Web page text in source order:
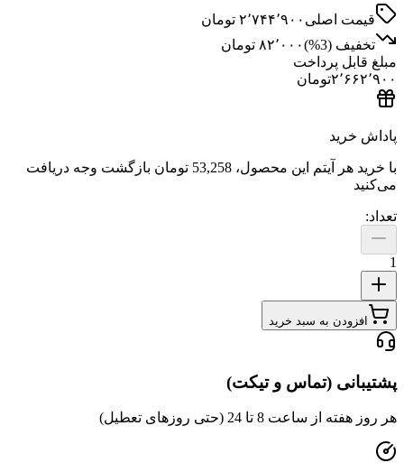
اصلی۲٬۷۴۴٬۹۰۰ تومان
(
3
%)۸۲٬۰۰۰تومان
پرداخت
تومان
آیتم این محصول، 53,258 تومان بازگشت وجه دریافت
به سبد خرید
(تماس و تیکت)
8 تا 24 (حتی روزهای تعطیل)